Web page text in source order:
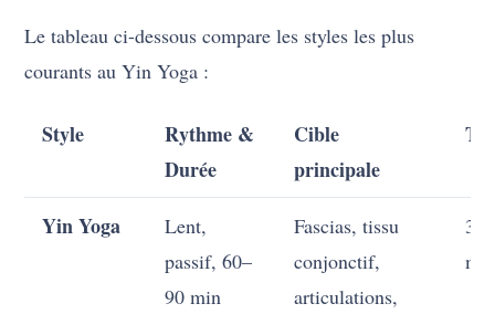
Le tableau ci-dessous compare les styles les plus
courants au Yin Yoga :
Style
Rythme &
Durée
Cible
principale
Yin Yoga
Lent,
passif, 60–
90 min
Fascias, tissu
conjonctif,
articulations,
3–7